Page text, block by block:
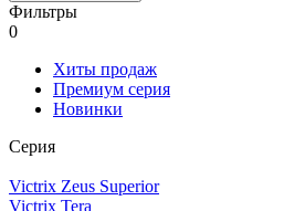
Фильтры
0
Хиты продаж
Премиум серия
Новинки
Серия
Victrix Zeus Superior
Victrix Tera